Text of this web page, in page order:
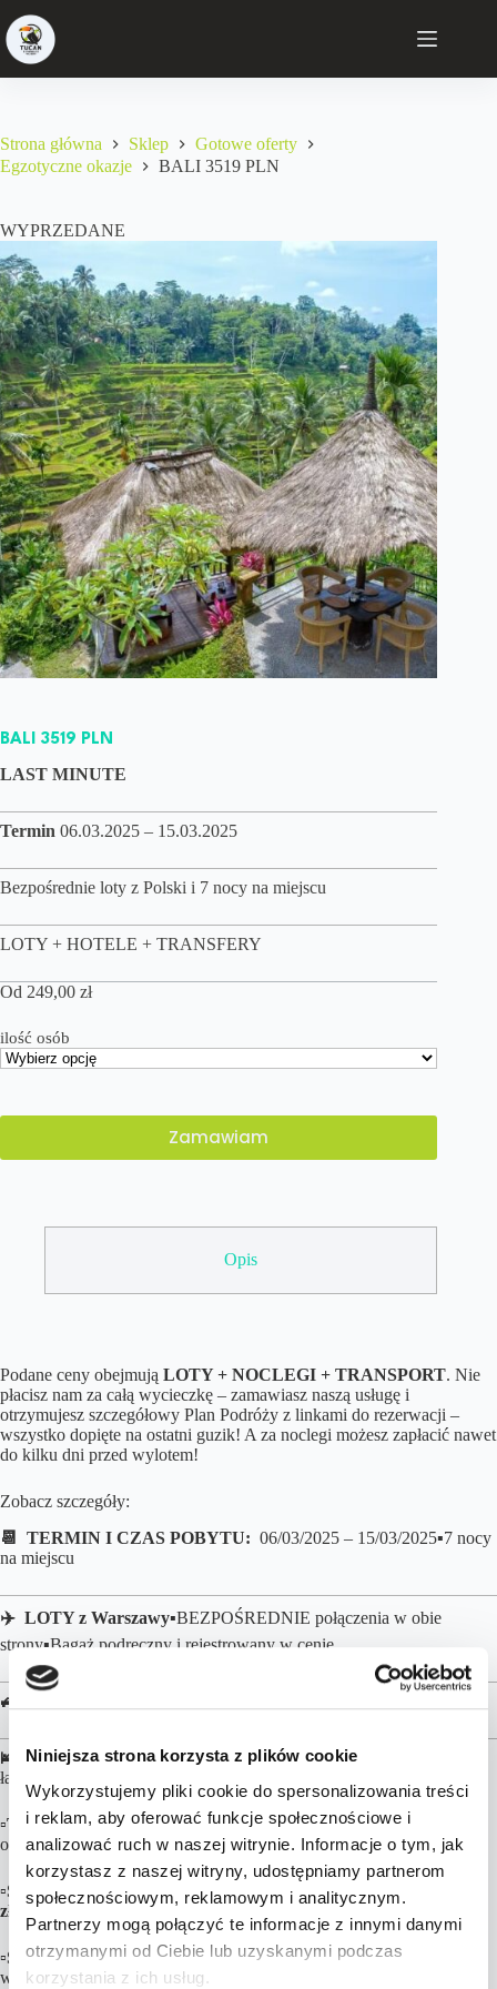
Niniejsza strona korzysta z plików cookie
Wykorzystujemy pliki cookie do spersonalizowania treści
i reklam, aby oferować funkcje społecznościowe i
analizować ruch w naszej witrynie. Informacje o tym, jak
korzystasz z naszej witryny, udostępniamy partnerom
społecznościowym, reklamowym i analitycznym.
Partnerzy mogą połączyć te informacje z innymi danymi
otrzymanymi od Ciebie lub uzyskanymi podczas
korzystania z ich usług.
Strona główna Sklep
Gotowe oferty
Egzotyczne okazje
BALI 3519 PLN
WYPRZEDANE
BALI 3519 PLN
LAST MINUTE
Termin 06.03.2025 – 15.03.2025
Bezpośrednie loty z Polski i 7 nocy na miejscu
LOTY + HOTELE + TRANSFERY
Od 249,00 zł
ilość osób
Zamawiam
Opis
Podane ceny obejmują LOTY + NOCLEGI + TRANSPORT. Nie
płacisz nam za całą wycieczkę – zamawiasz naszą usługę i
otrzymujesz szczegółowy Plan Podróży z linkami do rezerwacji –
wszystko dopięte na ostatni guzik! A za noclegi możesz zapłacić nawet
do kilku dni przed wylotem!
Zobacz szczegóły:
📆 TERMIN I CZAS POBYTU: 06/03/2025 – 15/03/2025▪️7 nocy
na miejscu
✈️ LOTY z Warszawy▪️BEZPOŚREDNIE połączenia w obie
strony▪️Bagaż podręczny i rejestrowany w cenie
🚙 TRANSPORT:
🛌 NOCLEGI:Zakwaterowanie w 2-os pokojach z prywatną
łazienką:
▫️The Sun Hotel & Spa Legian500 m do plaży bez wyżywienia już
od
3519 zł/os| ze śniadaniami już od3684 zł/os
▫️Signature Bali Sanur800 m do plaży ze śniadaniami już od
zł/os
▫️Sakti Garden Resort & Spaze śniadaniami już od4023 zł/os |
wersji HB (śniadania+obiadokolacje) już od